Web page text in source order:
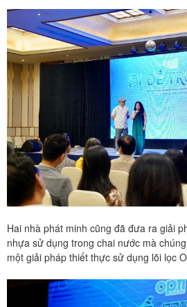
Hai nhà phát minh cũng đã đưa ra giải
nhựa sử dụng trong chai nước mà
một giải pháp thiết thực sử dụng lõi lọc